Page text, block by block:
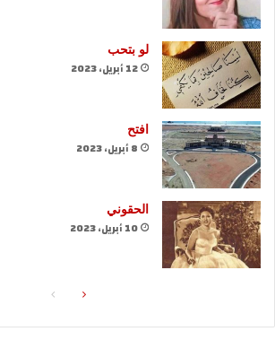
لو بتحب
12 أبريل، 2023
افتح
8 أبريل، 2023
الحقوني
10 أبريل، 2023
الصفحةالصفحة